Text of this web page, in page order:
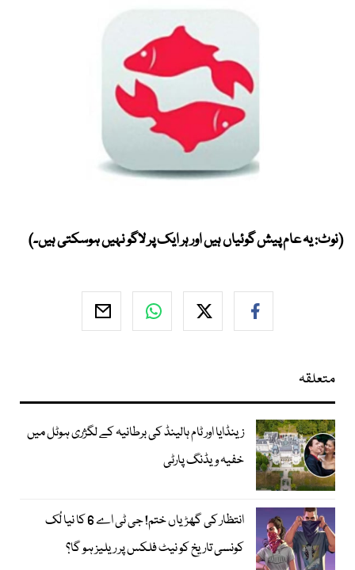
(نوٹ: یہ عام پیش گوئیاں ہیں اور ہر ایک پر لاگو نہیں ہوسکتی ہیں۔)
متعلقہ
زینڈایا اور ٹام ہالینڈ کی برطانیہ کے لگژری ہوٹل میں
خفیہ ویڈنگ پارٹی
انتظار کی گھڑیاں ختم! جی ٹی اے 6 کا نیا لُک
کونسی تاریخ کو نیٹ فلکس پر ریلیز ہو گا؟